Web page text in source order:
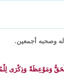
وصحبه أجمعين.
وَمَوْعِظَةٌ وَذِكْرَى